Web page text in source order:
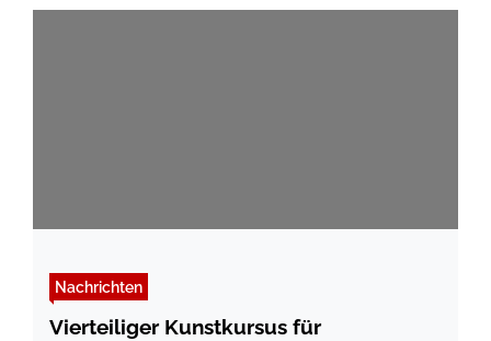
Nachrichten
Vierteiliger Kunstkursus für